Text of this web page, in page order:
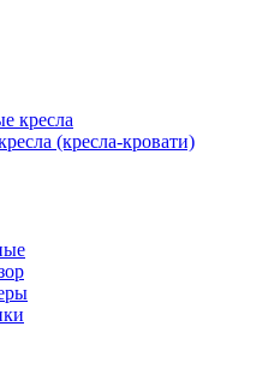
кресла
(кресла-кровати)